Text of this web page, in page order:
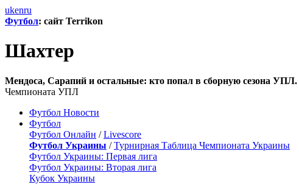
ukenru
Футбол: сайт Terrikon
Шахтер
Мендоса, Сарапий и остальные: кто попал в сборную сезона УПЛ.
Чемпионата УПЛ
Футбол Новости
Футбол
Футбол Онлайн /Livescore
Футбол Украины /Турнирная Таблица Чемпионата Украины
Футбол Украины: Первая лига
Футбол Украины: Вторая лига
Кубок Украины